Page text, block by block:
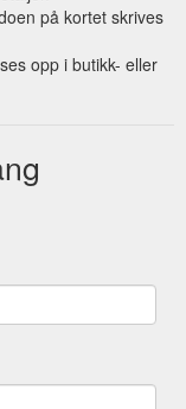
på kortet skrives
opp i butikk- eller